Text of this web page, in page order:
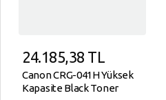
24.185,38 TL
Canon CRG-041H Yüksek
Kapasite Black Toner